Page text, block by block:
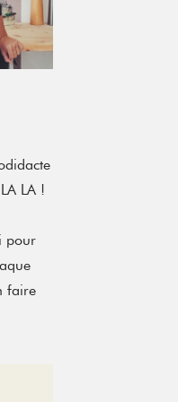
LA !
pour
faire